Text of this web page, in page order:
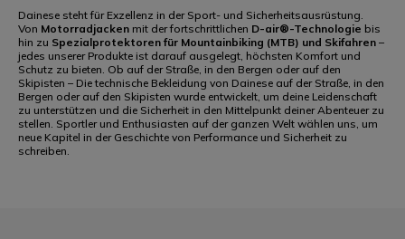
TOURING URBAN
Dainese steht für Exzellenz in der Sport- und Sicherheitsausrüstung.
Von Motorradjacken mit der fortschrittlichen D-air®-Technologie bis
hin zu Spezialprotektoren für Mountainbiking (MTB) und Skifahren –
jedes unserer Produkte ist darauf ausgelegt, höchsten Komfort und
Schutz zu bieten. Ob auf der Straße, in den Bergen oder auf den
Skipisten – Die technische Bekleidung von Dainese auf der Straße, in den
Bergen oder auf den Skipisten wurde entwickelt, um deine Leidenschaft
zu unterstützen und die Sicherheit in den Mittelpunkt deiner Abenteuer zu
stellen. Sportler und Enthusiasten auf der ganzen Welt wählen uns, um
neue Kapitel in der Geschichte von Performance und Sicherheit zu
schreiben.